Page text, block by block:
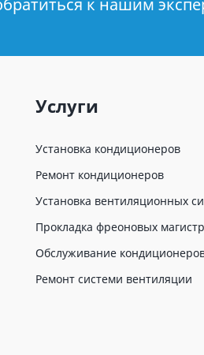
к нашим
Услуги
Установка кондиционеров
Ремонт кондиционеров
Установка вентиляционных
Прокладка фреоновых
Обслуживание
Ремонт системи вентиляции